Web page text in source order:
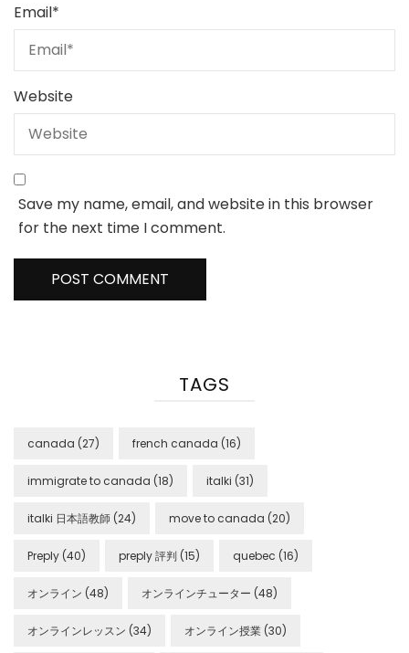
Email*
Website
Save my name, email, and website in this browser
for the next time I comment.
TAGS
canada (27) french canada (16)
immigrate to canada (18) italki (31)
italki 日本語教師 (24) move to canada (20)
Preply (40) preply 評判 (15) quebec (16)
オンライン (48) オンラインチューター (48)
オンラインレッスン (34) オンライン授業 (30)